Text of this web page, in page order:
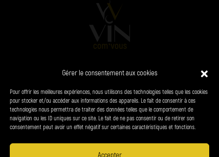
Gérer le consentement aux cookies
Pour offrir les meilleures expériences, nous utilisons des technologies telles que les cookies
pour stocker et/ou accéder aux informations des appareils. Le fait de consentir à ces
technologies nous permettra de traiter des données telles que le comportement de
navigation ou les ID uniques sur ce site. Le fait de ne pas consentir ou de retirer son
consentement peut avoir un effet négatif sur certaines caractéristiques et fonctions.
Accepter
VINS CHAMPAGNES SPIRITUEUX
PRODUITS DU TERROIR CONTACT
38 chemin du panorama - le Bourg 24310 Brantôme-en-Périgord
denis.petrel@vin-com-vous.fr